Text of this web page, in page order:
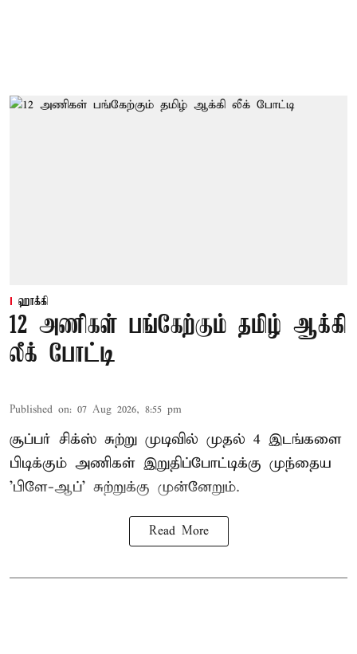
ஹாக்கி
12 அணிகள் பங்கேற்கும் தமிழ் ஆக்கி
லீக் போட்டி
Published on: 07 Aug 2026, 8:55 pm
சூப்பர் சிக்ஸ் சுற்று முடிவில் முதல் 4 இடங்களை
பிடிக்கும் அணிகள் இறுதிப்போட்டிக்கு முந்தைய
'பிளே-ஆப்' சுற்றுக்கு முன்னேறும்.
Read More